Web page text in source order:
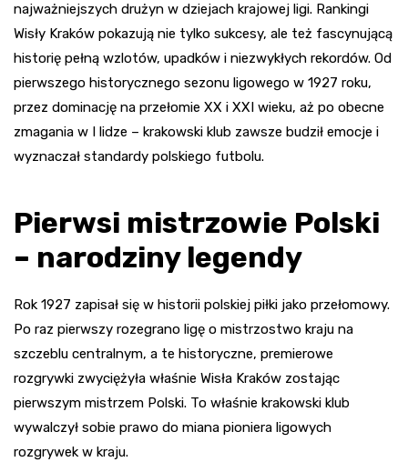
najważniejszych drużyn w dziejach krajowej ligi. Rankingi
Wisły Kraków pokazują nie tylko sukcesy, ale też fascynującą
historię pełną wzlotów, upadków i niezwykłych rekordów. Od
pierwszego historycznego sezonu ligowego w 1927 roku,
przez dominację na przełomie XX i XXI wieku, aż po obecne
zmagania w I lidze – krakowski klub zawsze budził emocje i
wyznaczał standardy polskiego futbolu.
Pierwsi mistrzowie Polski
– narodziny legendy
Rok 1927 zapisał się w historii polskiej piłki jako przełomowy.
Po raz pierwszy rozegrano ligę o mistrzostwo kraju na
szczeblu centralnym, a te historyczne, premierowe
rozgrywki zwyciężyła właśnie Wisła Kraków zostając
pierwszym mistrzem Polski. To właśnie krakowski klub
wywalczył sobie prawo do miana pioniera ligowych
rozgrywek w kraju.